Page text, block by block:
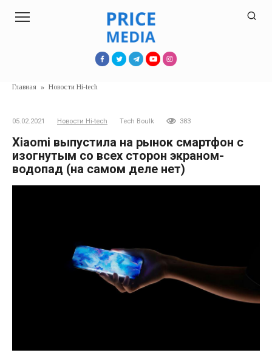
Главная » Новости Hi-tech
05.02.2021 Новости Hi-tech Tech Boulk 383
Xiaomi выпустила на рынок смартфон с
изогнутым со всех сторон экраном-
водопад (на самом деле нет)